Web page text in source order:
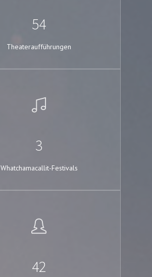
54
Theateraufführungen
3
Whatchamacallit-Festivals
42